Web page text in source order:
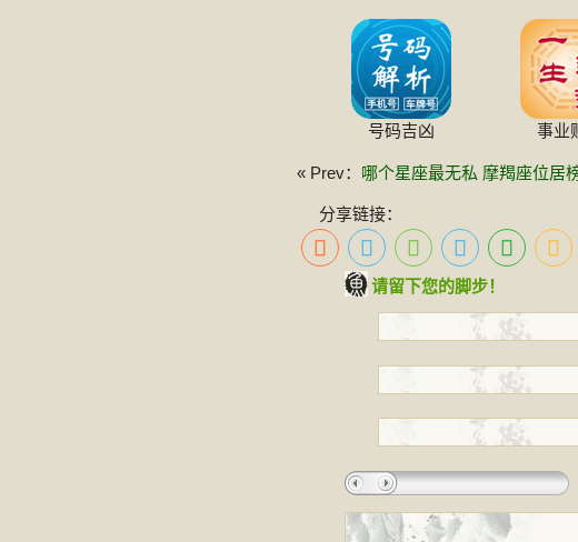
号码吉凶 事业
« Prev： 哪个星座最无私 摩羯座位居
分享链接：
请留下您的脚步！